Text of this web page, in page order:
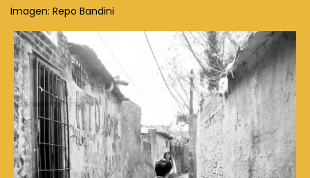
Imagen: Repo Bandini